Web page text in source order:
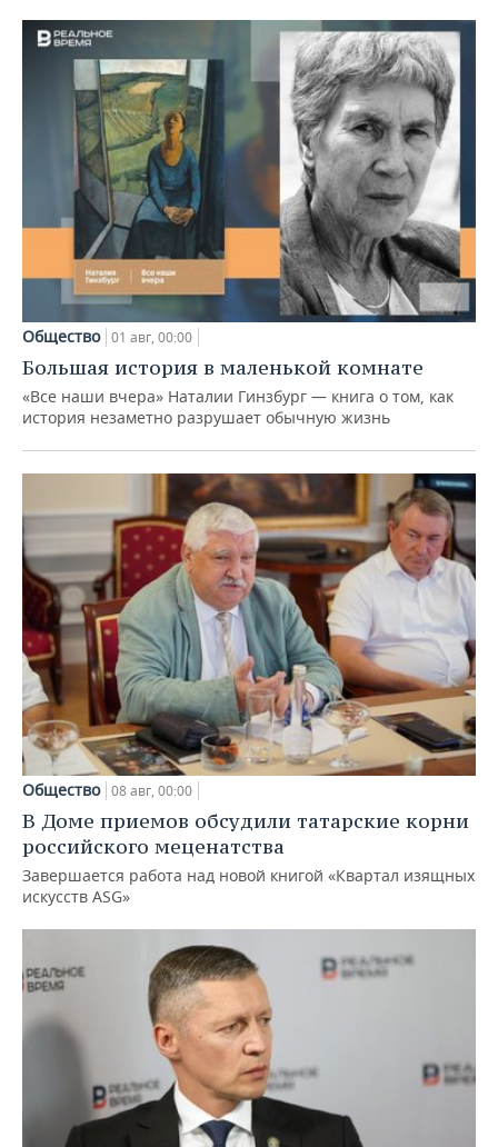
Общество 01 авг, 00:00
Большая история в маленькой комнате
«Все наши вчера» Наталии Гинзбург — книга о том, как
история незаметно разрушает обычную жизнь
Общество 08 авг, 00:00
В Доме приемов обсудили татарские корни
российского меценатства
Завершается работа над новой книгой «Квартал изящных
искусств ASG»